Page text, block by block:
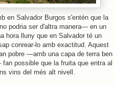
en Salvador Burgos s'entén que la
podria ser d'altra manera— en un
hora lluny que en Salvador té un
conrear-lo amb exactitud. Aquest
pobre —amb una capa de terra ben
possible que la fruita que entra al
vins del més alt nivell.